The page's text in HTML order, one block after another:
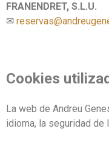
FRANENDRET, S.L.U.
✉
Cookies
La web de Andreu
idioma, la seguridad de